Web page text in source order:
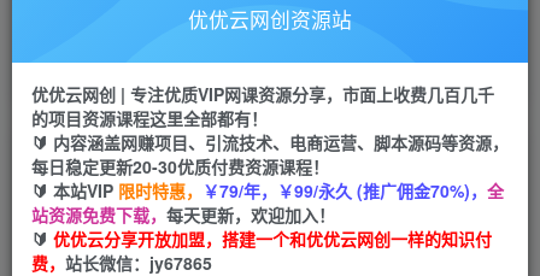
立即购买
海外抖音Tiktok创富指南，普通人如何打开TK印
钞机
优优云网创
2年前发布
关注 私信
优优云网创资源站
优优云网创 | 专注优质VIP网课资源分享，市面上收费几百几千
的项目资源课程这里全部都有！
🔰 内容涵盖网赚项目、引流技术、电商运营、脚本源码等资源，
每日稳定更新20-30优质付费资源课程！
🔰 本站VIP 限时特惠， ￥79/年，￥99/永久 (推广佣金70%)， 全
站资源免费下载， 每天更新，欢迎加入！
🔰 优优云分享开放加盟，搭建一个和优优云网创一样的知识付
费， 站长微信：jy67865